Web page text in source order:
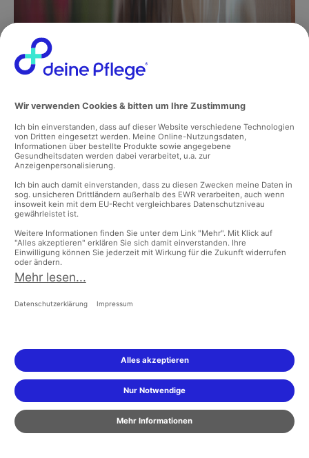
Pflegebedürftigkeit hat erhebliche Auswirkungen
auf den Alltag der Betroffenen. Alltägliche
Aktivitäten, die zuvor selbstverständlich waren,
können nun zu großen Herausforderungen werden.
Die Bedürfnisse der Pflegebedürftigen sind vielfältig,
und die Unterstützung, die sie benötigen, kann von
HILFE